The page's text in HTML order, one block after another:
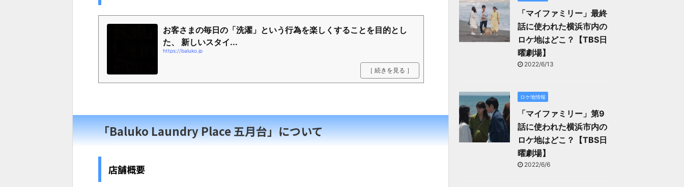
お客さまの毎日の「洗濯」という行為を楽しくすることを目的とし
た、 新しいスタイ...
https://baluko.jp
［ 続きを見る ］
「Baluko Laundry Place 五月台」について
店舗概要
「マイファミリー」最終
話に使われた横浜市内の
ロケ地はどこ？【TBS日
曜劇場】
2022/6/13
ロケ地情報
「マイファミリー」第9
話に使われた横浜市内の
ロケ地はどこ？【TBS日
曜劇場】
2022/6/6